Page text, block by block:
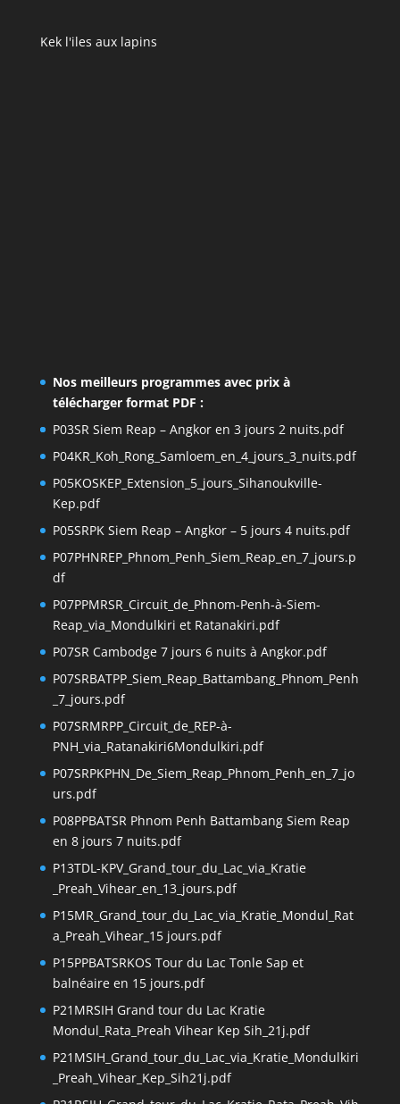
Kek l'iles aux lapins
Nos meilleurs programmes avec prix à
télécharger format PDF :
P03SR Siem Reap – Angkor en 3 jours 2 nuits.pdf
P04KR_Koh_Rong_Samloem_en_4_jours_3_nuits.pdf
P05KOSKEP_Extension_5_jours_Sihanoukville-
Kep.pdf
P05SRPK Siem Reap – Angkor – 5 jours 4 nuits.pdf
P07PHNREP_Phnom_Penh_Siem_Reap_en_7_jours.p
df
P07PPMRSR_Circuit_de_Phnom-Penh-à-Siem-
Reap_via_Mondulkiri et Ratanakiri.pdf
P07SR Cambodge 7 jours 6 nuits à Angkor.pdf
P07SRBATPP_Siem_Reap_Battambang_Phnom_Penh
_7_jours.pdf
P07SRMRPP_Circuit_de_REP-à-
PNH_via_Ratanakiri6Mondulkiri.pdf
P07SRPKPHN_De_Siem_Reap_Phnom_Penh_en_7_jo
urs.pdf
P08PPBATSR Phnom Penh Battambang Siem Reap
en 8 jours 7 nuits.pdf
P13TDL-KPV_Grand_tour_du_Lac_via_Kratie
_Preah_Vihear_en_13_jours.pdf
P15MR_Grand_tour_du_Lac_via_Kratie_Mondul_Rat
a_Preah_Vihear_15 jours.pdf
P15PPBATSRKOS Tour du Lac Tonle Sap et
balnéaire en 15 jours.pdf
P21MRSIH Grand tour du Lac Kratie
Mondul_Rata_Preah Vihear Kep Sih_21j.pdf
P21MSIH_Grand_tour_du_Lac_via_Kratie_Mondulkiri
_Preah_Vihear_Kep_Sih21j.pdf